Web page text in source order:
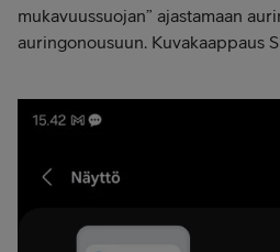
mukavuussuojan” ajastamaan
auringonousuun. Kuvakaappaus